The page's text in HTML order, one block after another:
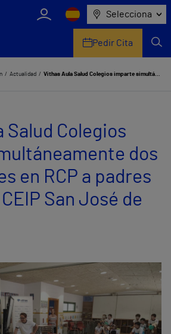
Selecciona
Pedir Cita
Actualidad Vithas Aula Salud Colegios imparte simultáneamente dos formaciones en RCP a padres y niños del CEIP San José de Málaga
Salud Colegios
dos
en RCP a padres
San José de